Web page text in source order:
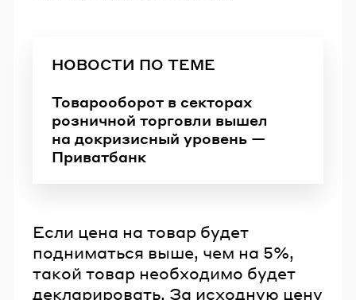
НОВОСТИ ПО ТЕМЕ
Товарооборот в секторах
розничной торговли вышел
на докризисный уровень —
Приватбанк
Если цена на товар будет
подниматься выше, чем на 5%,
такой товар необходимо будет
декларировать. За исходную цену